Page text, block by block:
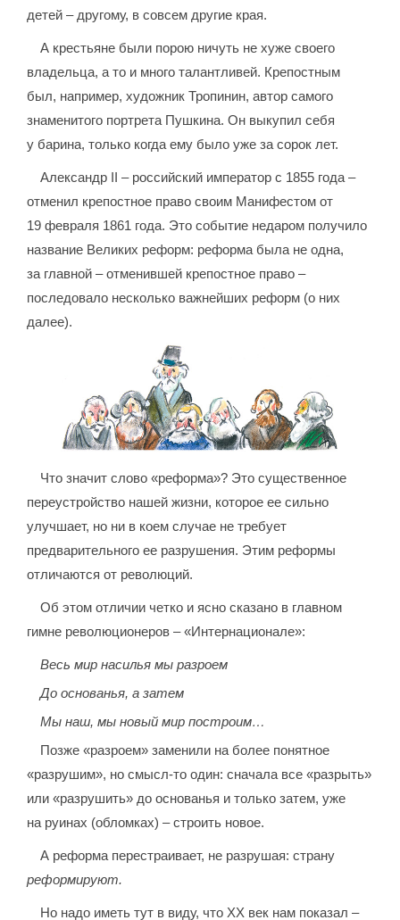
детей – другому, в совсем другие края.
А крестьяне были порою ничуть не хуже своего
владельца, а то и много талантливей. Крепостным
был, например, художник Тропинин, автор самого
знаменитого портрета Пушкина. Он выкупил себя
у барина, только когда ему было уже за сорок лет.
Александр II – российский император с 1855 года –
отменил крепостное право своим Манифестом от
19 февраля 1861 года. Это событие недаром получило
название Великих реформ: реформа была не одна,
за главной – отменившей крепостное право –
последовало несколько важнейших реформ (о них
далее).
Что значит слово «реформа»? Это существенное
переустройство нашей жизни, которое ее сильно
улучшает, но ни в коем случае не требует
предварительного ее разрушения. Этим реформы
отличаются от революций.
Об этом отличии четко и ясно сказано в главном
гимне революционеров – «Интернационале»:
Весь мир насилья мыразроем
До основанья, а затем
Мы наш, мы новый мир построим…
Позже «разроем» заменили на более понятное
«разрушим», но смысл-то один: сначала все «разрыть»
или «разрушить» до основанья и только затем, уже
на руинах (обломках) – строить новое.
А реформа перестраивает, не разрушая: страну
реформируют.
Но надо иметь тут в виду, что XX век нам показал –